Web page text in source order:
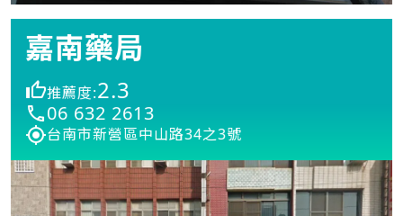
嘉南藥局
推薦度:2.3
06 632 2613
台南市新營區中山路34之3號